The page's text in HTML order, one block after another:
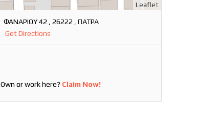
Leaflet
ΦΑΝΑΡΙΟΥ 42 , 26222 , ΠΑΤΡΑ
Get Directions
Own or work here? Claim Now!